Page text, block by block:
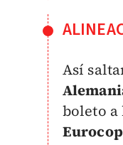
Así
boleto a